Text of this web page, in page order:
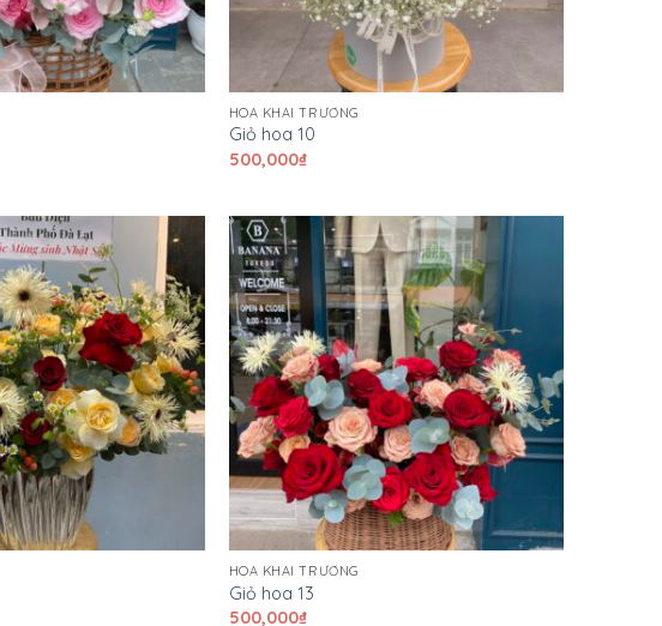
HOA KHAI TRƯƠNG
Giỏ hoa 10
500,000₫
HOA KHAI TRƯƠNG
Giỏ hoa 13
500,000₫